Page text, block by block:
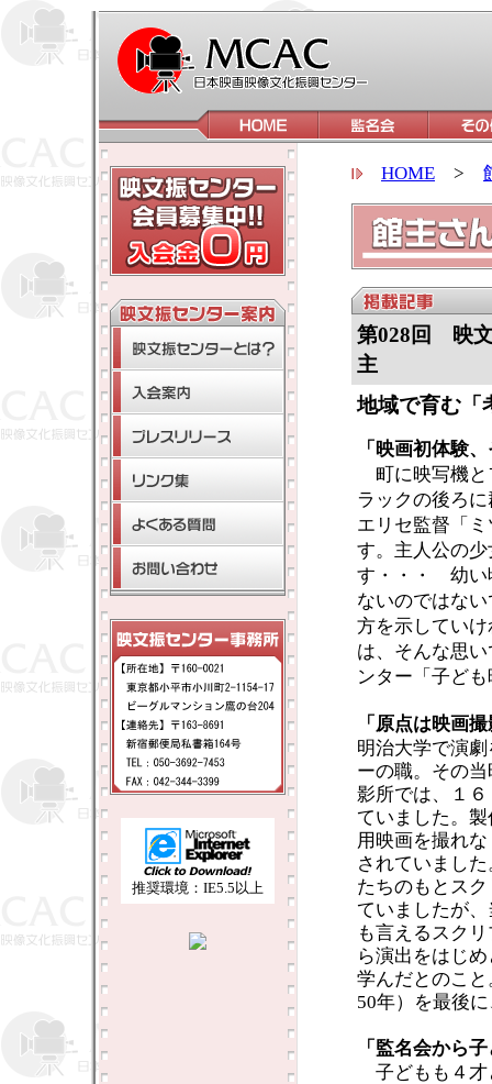
推奨環境：IE5.5以上
HOME >
第028回 映
主
地域で育む「
「映画初体験
町に映写機と
ラックの後ろ
エリセ監督「
す。主人公の
す・・・ 幼い
ないのではな
方を示してい
は、そんな思
ンター「子ど
「原点は映画
明治大学で演
ーの職。その
影所では、１
ていました。
用映画を撮れ
されていまし
たちのもとス
ていましたが
も言えるスク
ら演出をはじ
学んだとのこ
50年）を最後
「監名会から
子どもも４才